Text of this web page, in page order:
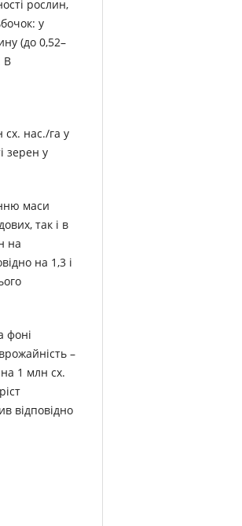
рослин,
у
(до 0,52–
В
нас./га у
зерен у
маси
так і в
на
на 1,3 і
фоні
–
1 млн сх.
відповідно